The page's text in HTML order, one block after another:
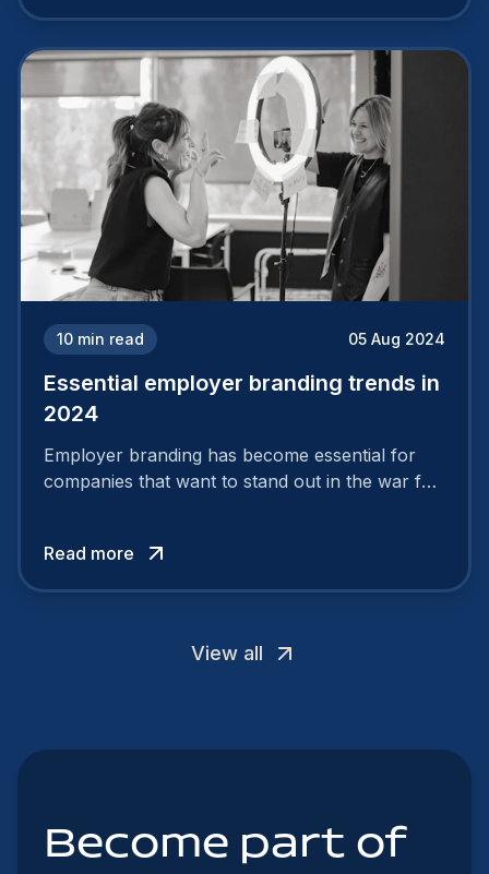
cannot simply wave a magic wand for it to be
10 min read 05 Aug 2024
Essential employer branding trends in
2024
Employer branding has become essential for
companies that want to stand out in the war for
attract the best profiles.
Read more
View all
Become part of